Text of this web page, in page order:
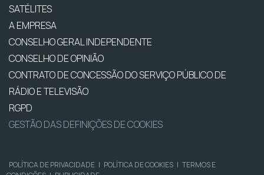
SATÉLITES
A EMPRESA
CONSELHO GERAL INDEPENDENTE
CONSELHO DE OPINIÃO
CONTRATO DE CONCESSÃO DO SERVIÇO PÚBLICO DE
RÁDIO E TELEVISÃO
RGPD
GESTÃO DAS DEFINIÇÕES DE COOKIES
POLÍTICA DE PRIVACIDADE | POLÍTICA DE COOKIES | TERMOS E